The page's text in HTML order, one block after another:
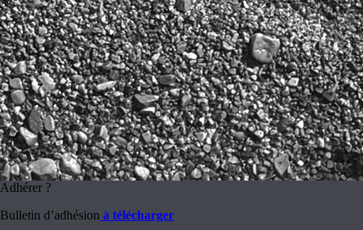
Adhérer ?
Bulletin d’adhésion à télécharger